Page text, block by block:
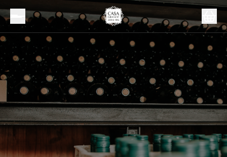
Inicio Packs Pack Sentite en Italia ❤️